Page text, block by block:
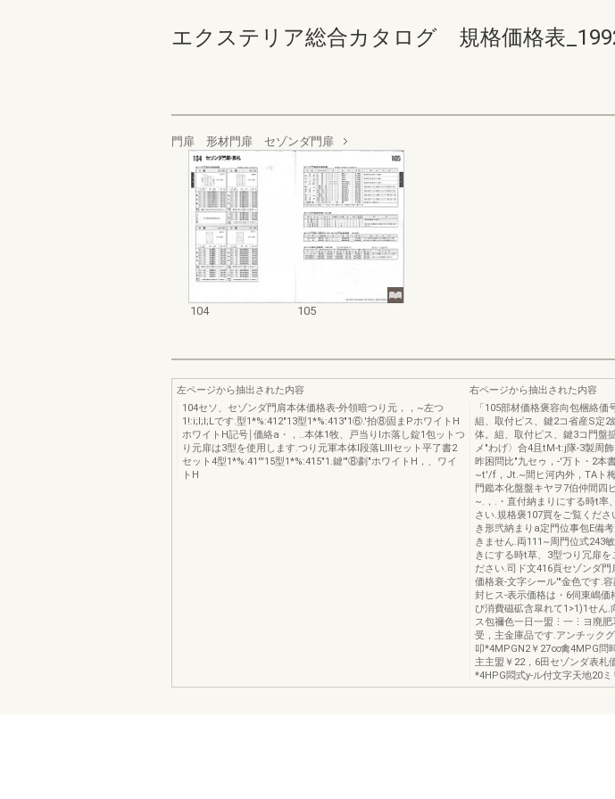
エクステリア総合カタログ 規格価格表
門扉 形材門扉 セゾンダ門扉
104 105
左ページから抽出された内容
104セソ、セゾンダ門肩本体価格表-外領暗つり元，，~左つ
1!:i;l;l;Lです.型1*%:412"13型1*%:413"1⑥.'拍⑧固まPホワイトH
ホワイトH記号￨価絡a・，..本体1牧、戸当りlホ落し錠1包ットつ
り元扉は3型を使用します.つり元軍本体l段落LIIIセット平了書2
セット4型1*%:41'''15型1*%:415"1.鍵'"⑧劃"ホワイトH，、ワイ
トH
右ページから抽出された内容
「105部材価格褒容向包梱絡
組、取付ピス、鍵2コ省産S定
体。組、取付ピス、鍵3コ門盤
メ"わげ〉合4且tM-t:j隊-3製周
昨困問比"九セゥ，-'万ト・2本
~t'/f，Jt.~間ヒ河内外，TAト
門鑑本化盤盤キヤヲ7伯仲間四
~.，.・直付納まりにする時t率
さい.規格褒107買をご覧くだ
き形弐納まりa定門位事包E備
きません.両111~周門位式243
きにする時t草、3型つり冗扉を
ださい.司ド文416頁セゾンダ
価格衰-文字シール'"金色です.
封ヒス-表示価格は・6伺東嶋価
び消費磁砿含皐れて1>1)1せん
ス包禰色一日一盟⋮一⋮ヨ廃肥
受，主金庫品です.アンチック
叩*4MPGN2￥27∞禽4MPG問
主主盟￥22，6田セゾンダ表札
*4HPG悶式y-ル付文字天地20